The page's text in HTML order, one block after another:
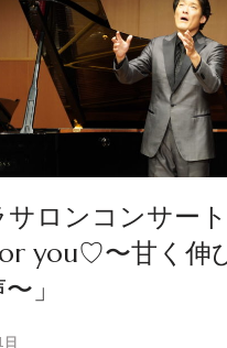
ロンコンサート
you♡〜甘く伸
」